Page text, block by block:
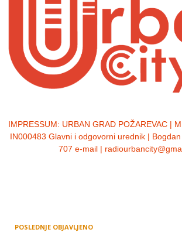
IMPRESSUM: URBAN GRAD POŽAREVAC |
IN000483 Glavni i odgovorni urednik |
707 e-mail |
POSLEDNJE OBJAVLJENO